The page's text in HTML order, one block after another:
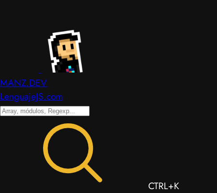
MANZ.DEV
LenguajeJS.com
CTRL+K